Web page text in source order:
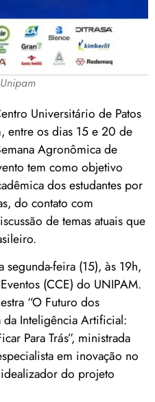
Universitário de Patos
entre os dias 15 e 20 de
Agronômica de
tem como objetivo
dos estudantes por
do contato com
de temas atuais que
feira (15), às 19h,
(CCE) do UNIPAM.
“O Futuro dos
Inteligência Artificial:
Para Trás”, ministrada
em inovação no
do projeto